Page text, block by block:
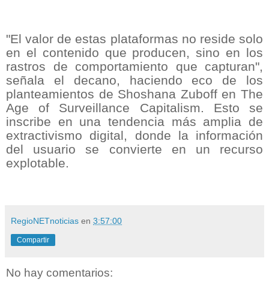
"El valor de estas plataformas no reside solo
en el contenido que producen, sino en los
rastros de comportamiento que capturan",
señala el decano, haciendo eco de los
planteamientos de Shoshana Zuboff en The
Age of Surveillance Capitalism. Esto se
inscribe en una tendencia más amplia de
extractivismo digital, donde la información
del usuario se convierte en un recurso
explotable.
RegioNETnoticias en 3:57:00
Compartir
No hay comentarios: